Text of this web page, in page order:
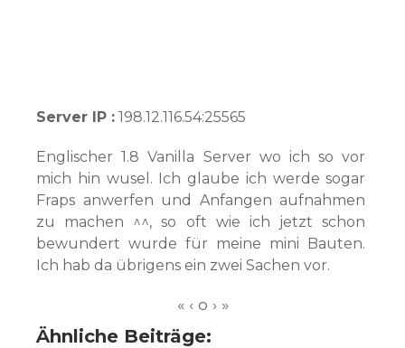
Server IP : 198.12.116.54:25565
Englischer 1.8 Vanilla Server wo ich so vor
mich hin wusel. Ich glaube ich werde sogar
Fraps anwerfen und Anfangen aufnahmen
zu machen ^^, so oft wie ich jetzt schon
bewundert wurde für meine mini Bauten.
Ich hab da übrigens ein zwei Sachen vor.
Ähnliche Beiträge: